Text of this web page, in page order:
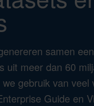
samen
uit meer dan 60
gebruik van
Guide en